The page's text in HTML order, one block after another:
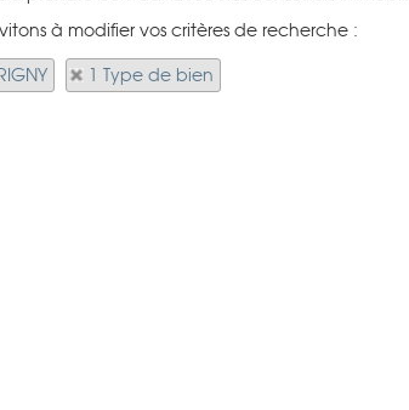
à modifier vos critères de recherche :
1 Type de bien